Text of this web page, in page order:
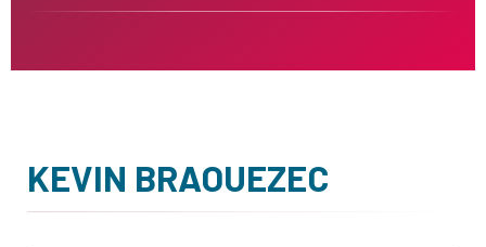
KEVIN BRAOUEZEC